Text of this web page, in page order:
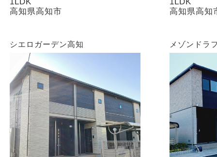
高知県高知市
高知県高知
シエロガーデン高知 メゾンド